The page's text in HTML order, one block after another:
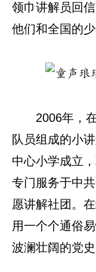
领巾讲解员回
他们和全国的
2006年，
队员组成的小
中心小学成立
专门服务于中
愿讲解社团。
用一个个通俗
波澜壮阔的党史